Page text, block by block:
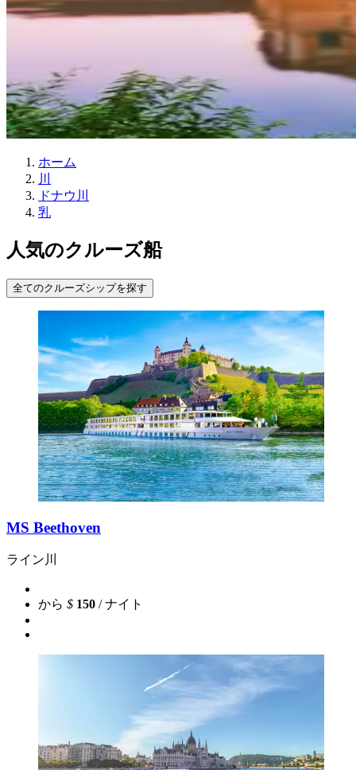
ホーム
川
ドナウ川
乳
人気のクルーズ船
全てのクルーズシップを探す
MS Beethoven
ライン川
から $ 150 / ナイト